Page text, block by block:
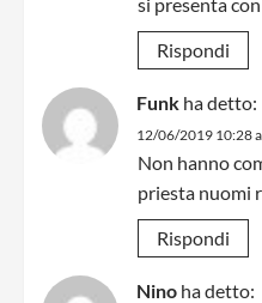
Rispondi
Funk ha detto:
12/06/2019 10:28
Non hanno
priesta nuomi
Rispondi
Nino ha detto: